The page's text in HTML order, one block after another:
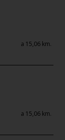
a 15,06 km.
a 15,06 km.